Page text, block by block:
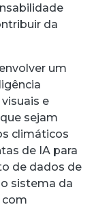
da
um
e
sejam
climáticos
de IA para
de dados de
sistema da
com